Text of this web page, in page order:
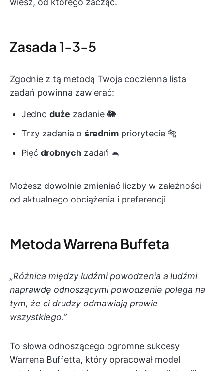
Zasada 1-3-5
Zgodnie z tą metodą Twoja codzienna lista
zadań powinna zawierać:
Jedno duże zadanie 🐘
Trzy zadania o średnim priorytecie 🐅
Pięć drobnych zadań 🐁
Możesz dowolnie zmieniać liczby w zależności
od aktualnego obciążenia i preferencji.
Metoda Warrena Buffeta
„Różnica między ludźmi powodzenia a ludźmi
naprawdę odnoszącymi powodzenie polega na
tym, że ci drudzy odmawiają prawie
wszystkiego.”
To słowa odnoszącego ogromne sukcesy
Warrena Buffetta, który opracował model